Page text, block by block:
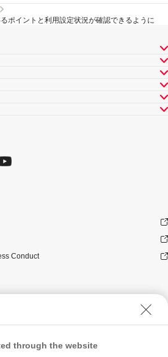
ポイントと利用設定状況が確認できるように
Conduct
through the website